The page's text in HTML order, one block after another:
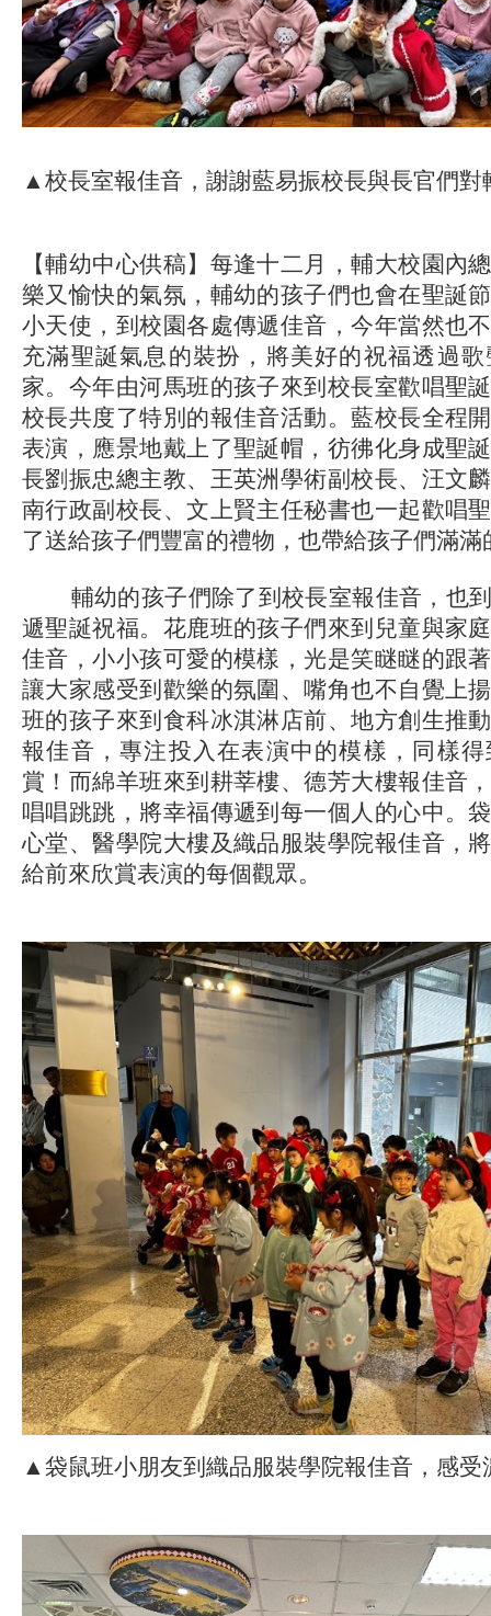
▲校長室報佳音，謝謝藍易振校長與長官們對
【輔幼中心供稿】每逢十二月，輔大校園內
樂又愉快的氣氛，輔幼的孩子們也會在聖誕
小天使，到校園各處傳遞佳音，今年當然也
充滿聖誕氣息的裝扮，將美好的祝福透過
家。今年由河馬班的孩子來到校長室歡唱聖
校長共度了特別的報佳音活動。藍校長全程
表演，應景地戴上了聖誕帽，彷彿化身成聖
長劉振忠總主教、王英洲學術副校長、汪文
南行政副校長、文上賢主任秘書也一起歡唱
了送給孩子們豐富的禮物，也帶給孩子們滿滿
輔幼的孩子們除了到校長室報佳音，也到
遞聖誕祝福。花鹿班的孩子們來到兒童與家
佳音，小小孩可愛的模樣，光是笑瞇瞇的跟
讓大家感受到歡樂的氛圍、嘴角也不自覺上
班的孩子來到食科冰淇淋店前、地方創生推
報佳音，專注投入在表演中的模樣，同樣
賞！而綿羊班來到耕莘樓、德芳大樓報佳音
唱唱跳跳，將幸福傳遞到每一個人的心中。
心堂、醫學院大樓及織品服裝學院報佳音，
給前來欣賞表演的每個觀眾。
▲袋鼠班小朋友到織品服裝學院報佳音，感受